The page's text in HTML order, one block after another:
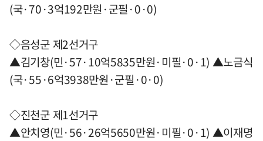
(국·70·3억192만원·군필·0·0)
◇음성군 제2선거구
▲김기창(민·57·10억5835만원·미필·0·1) ▲노금식
(국·55·6억3938만원·군필·0·0)
◇진천군 제1선거구
▲안치영(민·56·26억5650만원·미필·0·1) ▲이재명